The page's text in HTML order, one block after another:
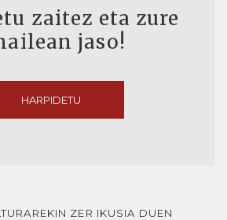
zaitez eta zure
jaso!
HARPIDETU
ZER IKUSIA DUEN